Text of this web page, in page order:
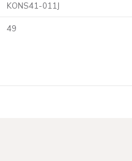
KONS41-011J
49